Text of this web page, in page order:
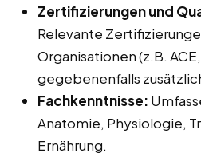
Zertifizierungen und
Relevante
Organisationen (z.B.
gegebenenfalls
Fachkenntnisse:
Anatomie, Physiologie,
Ernährung.